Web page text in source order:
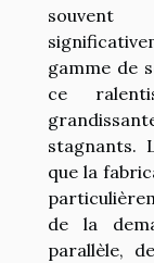
souvent
gamme de
ce
stagnants.
que la
de la
parallèle,